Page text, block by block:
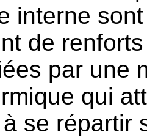
interne
de
par une
qui
se répartir